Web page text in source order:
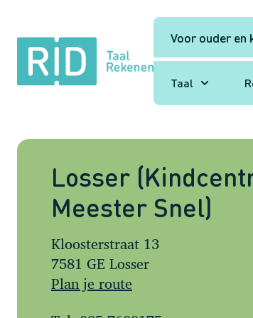
RID
Taal
Rekenen
Voor ouder en
Taal
Losser
Meester Snel)
Kloosterstraat 13
7581 GE Losser
Plan je route